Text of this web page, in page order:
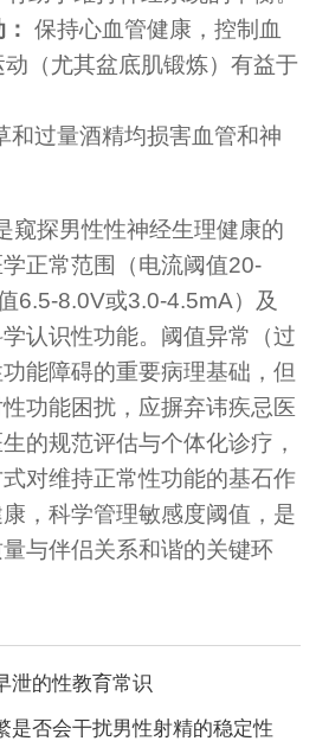
保持心血管健康，控制血
（尤其盆底肌锻炼）有益于
和过量酒精均损害血管和神
窥探男性性神经生理健康的
正常范围（电流阈值20-
6.5-8.0V或3.0-4.5mA）及
认识性功能。阈值异常（过
能障碍的重要病理基础，但
功能困扰，应摒弃讳疾忌医
的规范评估与个体化诊疗，
对维持正常性功能的基石作
，科学管理敏感度阈值，是
与伴侣关系和谐的关键环
泄的性教育常识
是否会干扰男性射精的稳定性